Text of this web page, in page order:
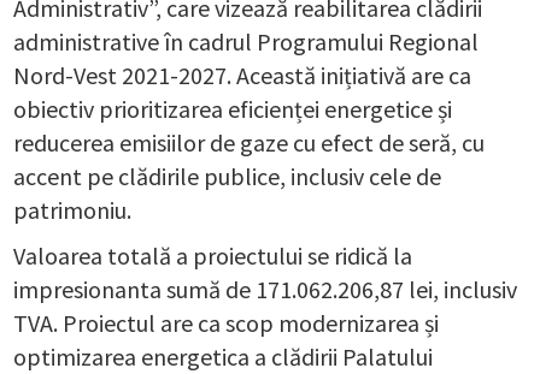
Administrativ”, care vizează reabilitarea clădirii
administrative în cadrul Programului Regional
Nord-Vest 2021-2027. Această inițiativă are ca
obiectiv prioritizarea eficienței energetice și
reducerea emisiilor de gaze cu efect de seră, cu
accent pe clădirile publice, inclusiv cele de
patrimoniu.
Valoarea totală a proiectului se ridică la
impresionanta sumă de 171.062.206,87 lei, inclusiv
TVA. Proiectul are ca scop modernizarea și
optimizarea energetica a clădirii Palatului